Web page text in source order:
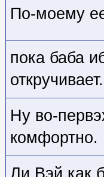
По-моему
пока баба
Ну во-
комфортно.
Ли Вэй как